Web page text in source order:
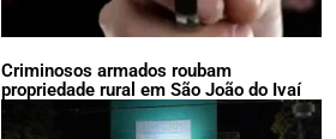
Criminosos armados roubam
propriedade rural em São João do Ivaí